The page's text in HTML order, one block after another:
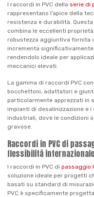
I raccordi in PVC della serie di
rappresentano l’apice della
resistenza e durabilità.
combina le eccellenti
robustezza aggiuntiva fornita
incrementa
rendendolo ideale per
meccanici elevati.
La gamma di raccordi PVC
bocchettoni, adattatori e
particolarmente apprezzati in
impianti di desalinizzazione e
industriali, dove le condizioni
gravose.
Raccordi in PVC di
flessibilità internazionale
I raccordi in PVC di passaggio
soluzione ideale per progetti
basati su standard di
PVC è specificamente